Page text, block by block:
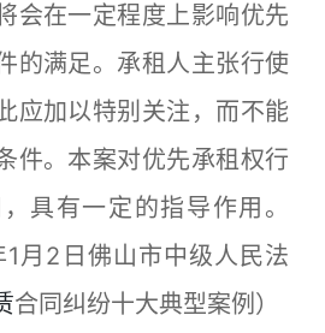
会在一定程度上影响优先
的满足。承租人主张行使
应加以特别关注，而不能
件。本案对优先承租权行
具有一定的指导作用。
1月2日佛山市中级人民法
合同纠纷十大典型案例）